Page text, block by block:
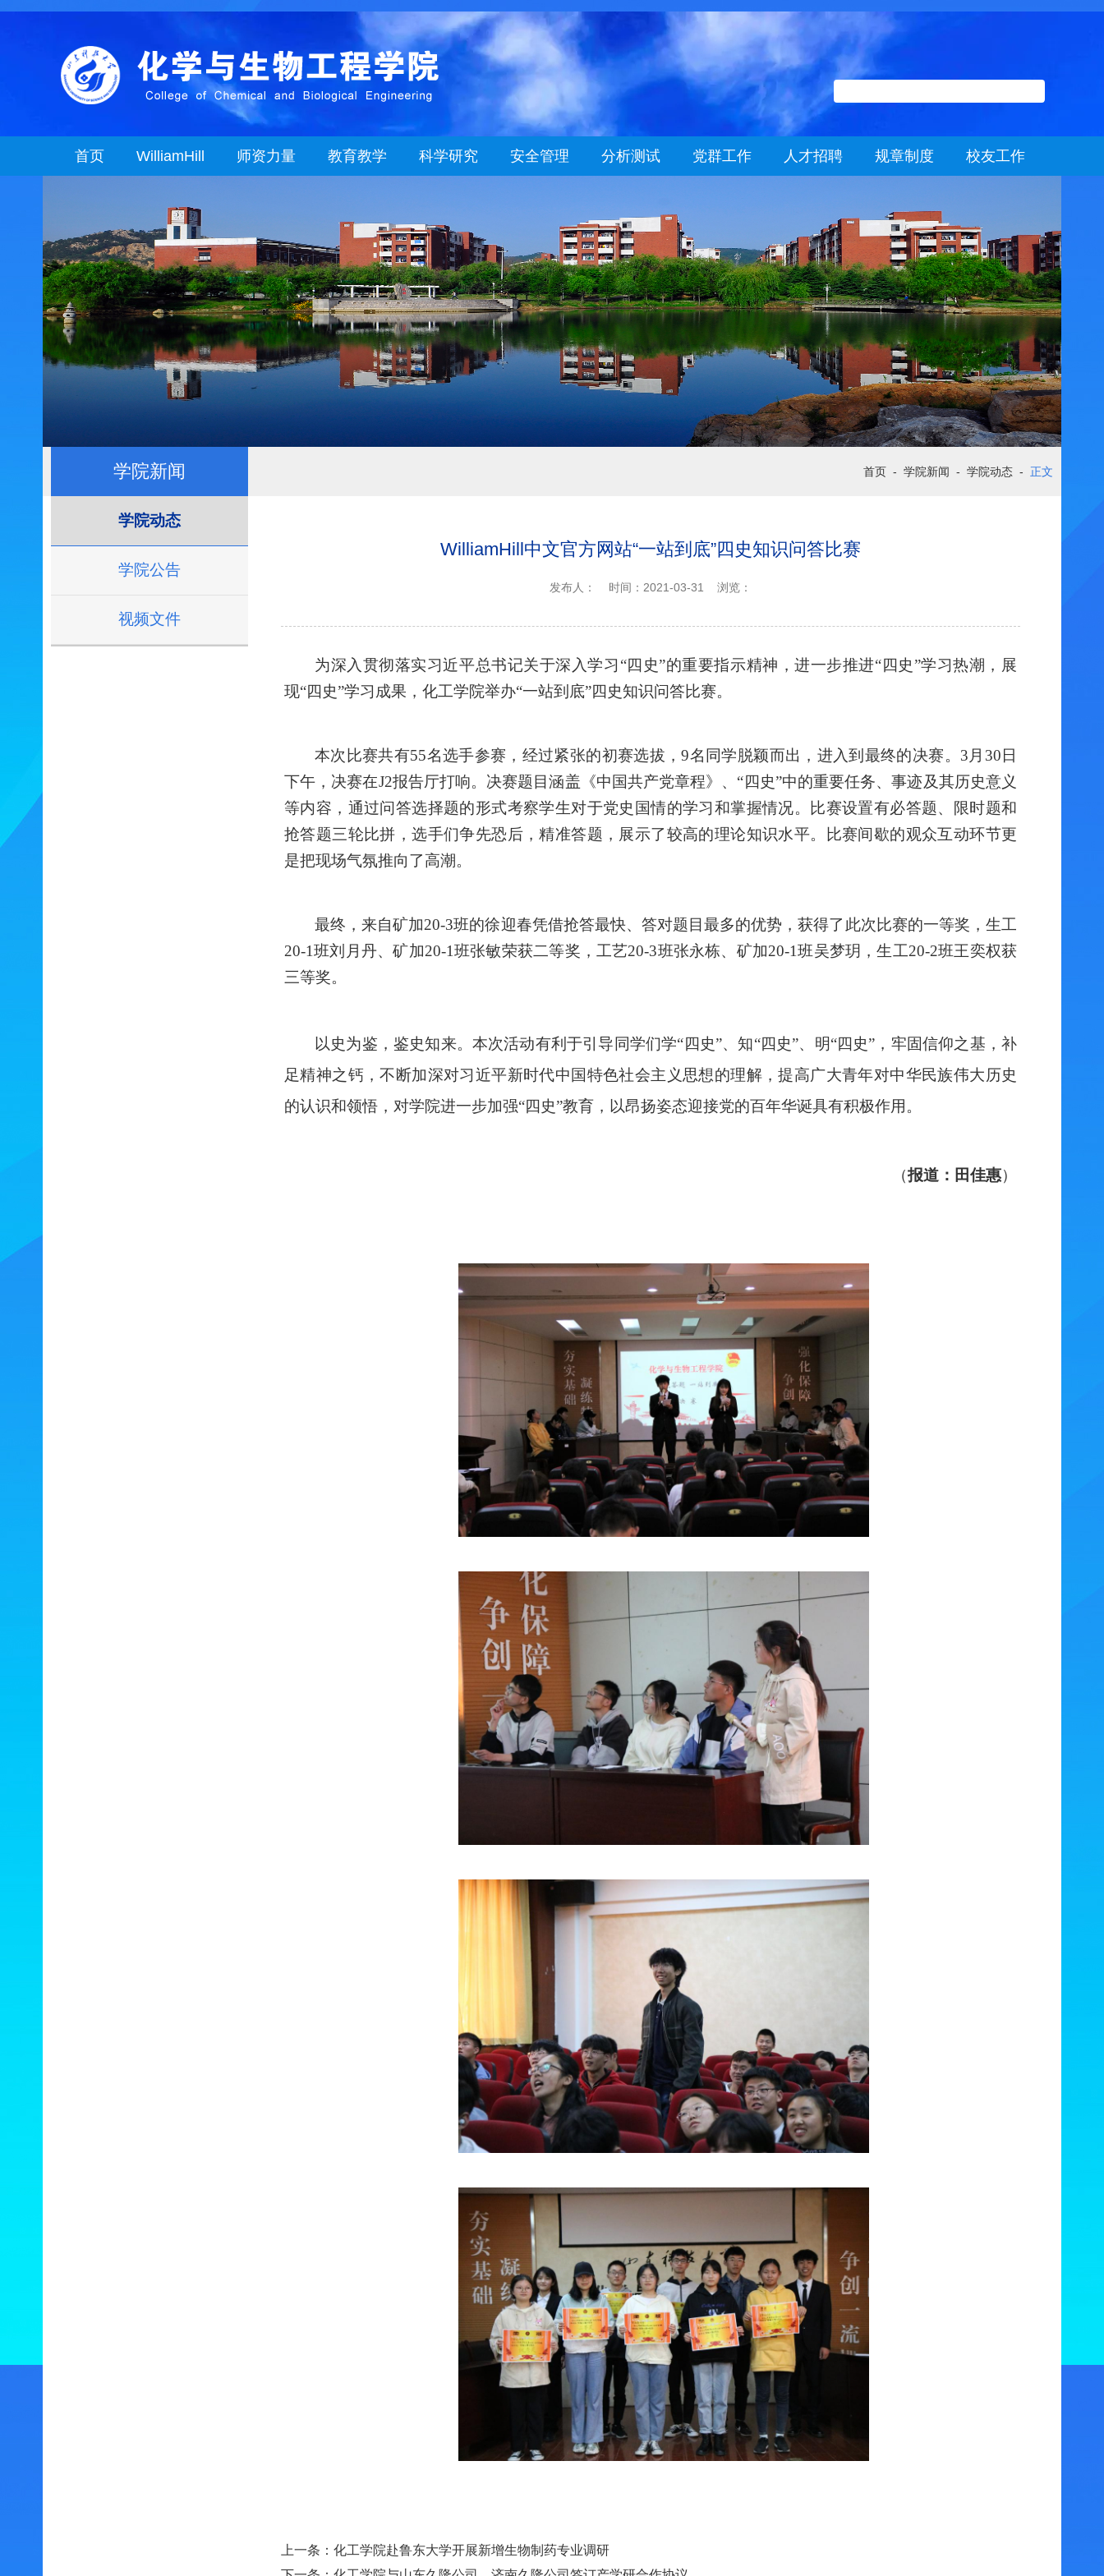
首页 WilliamHill 师资力量 教育教学 科学研究 安全管理 分析测试 党群工作 人才招聘 规章制度 校友工作
学院新闻 首页 - 学院新闻 - 学院动态 - 正文
学院动态
学院公告
视频文件
WilliamHill中文官方网站“一站到底”四史知识问答比赛
发布人： 时间：2021-03-31 浏览：
为深入贯彻落实习近平总书记关于深入学习 “四史”的重要指示精神，进一步推进“四史”学习热潮，展
现“四史”学习成果，化工学院举办“一站到底”四史知识问答比赛。
本次比赛共有55名选手参赛，经过紧张的初赛选拔，9名同学脱颖而出，进入到最终的决赛。3月30日
下午，决赛在J2报告厅打响。决赛题目涵盖《中国共产党章程》、“四史”中的重要任务、事迹及其历史意义
等内容，通过问答选择题的形式考察学生对于党史国情的学习和掌握情况。比赛设置有必答题、限时题和
抢答题三轮比拼，选手们争先恐后，精准答题，展示了较高的理论知识水平。比赛间歇的观众互动环节更
是把现场气氛推向了高潮。
最终，来自矿加20-3班的徐迎春凭借抢答最快、答对题目最多的优势，获得了此次比赛的一等奖，生工
20-1班刘月丹、矿加20-1班张敏荣获二等奖，工艺20-3班张永栋、矿加20-1班吴梦玥，生工20-2班王奕权获
三等奖。
以史为鉴，鉴史知来。 本次活动有利于引导同学们学“四史”、知“四史”、明“四史”，牢固信仰之基，补
足精神之钙，不断加深对习近平新时代中国特色社会主义思想的理解，提高广大青年对中华民族伟大历史
的认识和领悟，对学院进一步加强“四史”教育，以昂扬姿态迎接党的百年华诞具有积极作用。
（报道：田佳惠）
上一条： 化工学院赴鲁东大学开展新增生物制药专业调研